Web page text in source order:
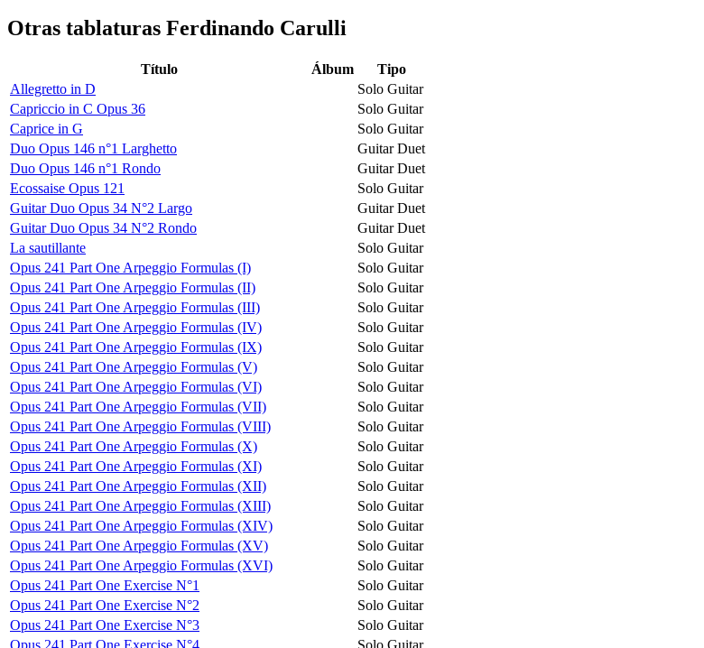
Otras tablaturas Ferdinando Carulli
Título Álbum
Tipo
Allegretto in D
Solo Guitar
Capriccio in C Opus 36
Solo Guitar
Caprice in G
Solo Guitar
Duo Opus 146 n°1 Larghetto
Guitar Duet
Duo Opus 146 n°1 Rondo
Guitar Duet
Ecossaise Opus 121
Solo Guitar
Guitar Duo Opus 34 N°2 Largo
Guitar Duet
Guitar Duo Opus 34 N°2 Rondo
Guitar Duet
La sautillante
Solo Guitar
Opus 241 Part One Arpeggio Formulas (I)
Solo Guitar
Opus 241 Part One Arpeggio Formulas (II)
Solo Guitar
Opus 241 Part One Arpeggio Formulas (III)
Solo Guitar
Opus 241 Part One Arpeggio Formulas (IV)
Solo Guitar
Opus 241 Part One Arpeggio Formulas (IX)
Solo Guitar
Opus 241 Part One Arpeggio Formulas (V)
Solo Guitar
Opus 241 Part One Arpeggio Formulas (VI)
Solo Guitar
Opus 241 Part One Arpeggio Formulas (VII)
Solo Guitar
Opus 241 Part One Arpeggio Formulas (VIII)
Solo Guitar
Opus 241 Part One Arpeggio Formulas (X)
Solo Guitar
Opus 241 Part One Arpeggio Formulas (XI)
Solo Guitar
Opus 241 Part One Arpeggio Formulas (XII)
Solo Guitar
Opus 241 Part One Arpeggio Formulas (XIII)
Solo Guitar
Opus 241 Part One Arpeggio Formulas (XIV)
Solo Guitar
Opus 241 Part One Arpeggio Formulas (XV)
Solo Guitar
Opus 241 Part One Arpeggio Formulas (XVI)
Solo Guitar
Opus 241 Part One Exercise N°1
Solo Guitar
Opus 241 Part One Exercise N°2
Solo Guitar
Opus 241 Part One Exercise N°3
Solo Guitar
Opus 241 Part One Exercise N°4
Solo Guitar